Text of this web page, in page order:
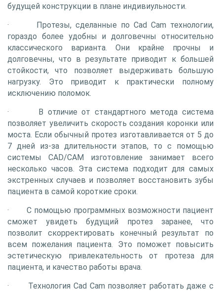
будущей конструкции в плане индивиульности.
· Протезы, сделанные по Cad Cam технологии,
гораздо более удобны и долговечны относительно
классического варианта. Они крайне прочны и
долговечны, что в результате приводит к большей
стойкости, что позволяет выдерживать большую
нагрузку. Это приводит к практически полному
исключению поломок.
· В отличие от стандартного метода система
позволяет увеличить скорость создания коронки или
моста. Если обычный протез изготавливается от 5 до
7 дней из-за длительности этапов, то с помощью
системы CAD/CAM изготовление занимает всего
несколько часов. Эта система подходит для самых
экстренных случаев и позволяет восстановить зубы
пациента в самой короткие сроки.
· С помощью программных возможности пациент
сможет увидеть будущий протез заранее, что
позволит скорректировать конечный результат по
всем пожелания пациента. Это поможет повысить
эстетическую привлекательность от протеза для
пациента, и качество работы врача.
· Технология Cad Cam позволяет работать даже с